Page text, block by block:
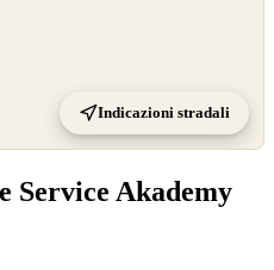
Indicazioni stradali
Service Akademy